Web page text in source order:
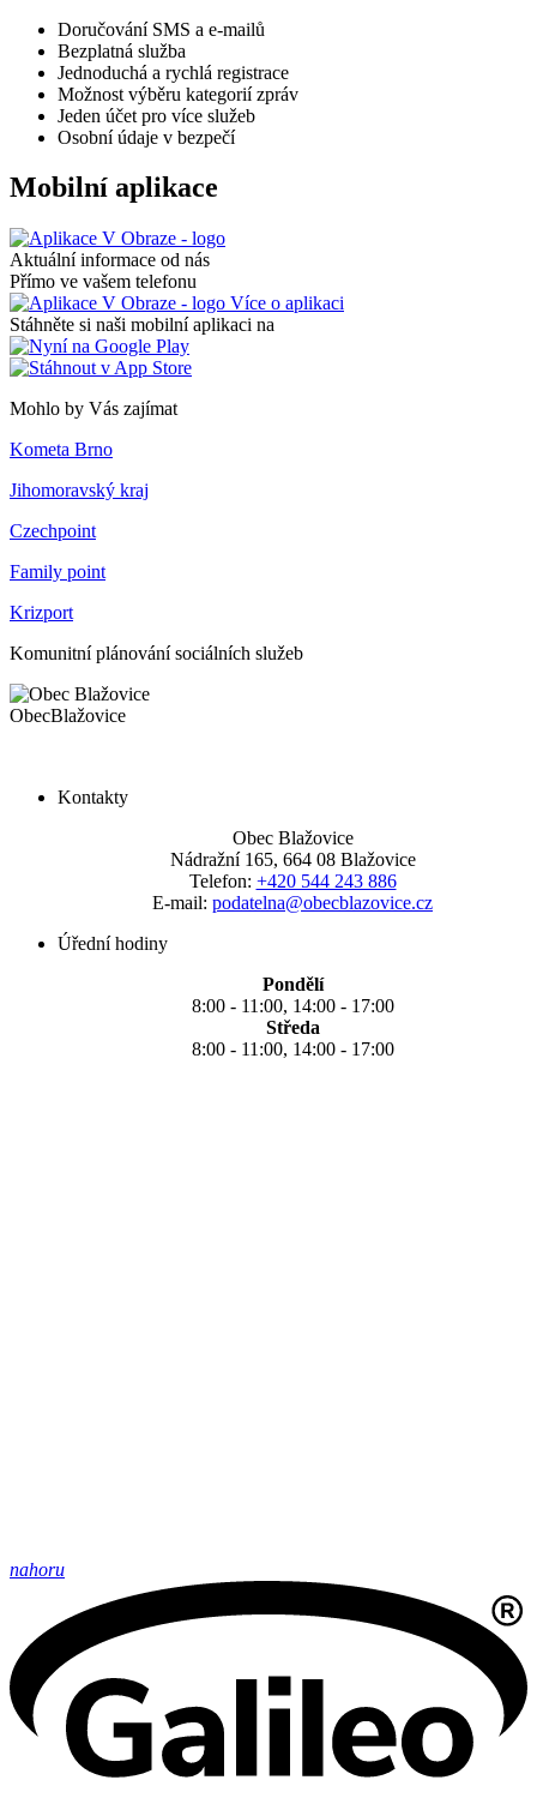
Doručování SMS a e-mailů
Bezplatná služba
Jednoduchá a rychlá registrace
Možnost výběru kategorií zpráv
Jeden účet pro více služeb
Osobní údaje v bezpečí
Mobilní aplikace
Aktuální informace od nás
Přímo ve vašem telefonu
Více o aplikaci
Stáhněte si naši mobilní aplikaci na
Mohlo by Vás zajímat
Kometa Brno
Jihomoravský kraj
Czechpoint
Family point
Krizport
Komunitní plánování sociálních služeb
ObecBlažovice
Kontakty
Obec Blažovice
Nádražní 165, 664 08 Blažovice
Telefon: +420 544 243 886
E-mail: podatelna@obecblazovice.cz
Úřední hodiny
Pondělí
8:00 - 11:00, 14:00 - 17:00
Středa
8:00 - 11:00, 14:00 - 17:00
nahoru